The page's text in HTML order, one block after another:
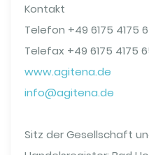
Kontakt
Telefon +49 6175 4175
Telefax +49 6175 4175
www.agitena.de
info@agitena.de
Sitz der Gesellschaft